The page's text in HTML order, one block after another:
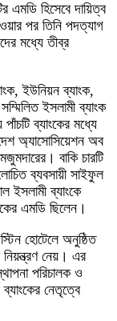
এমডি হিসেবে দায়িত্ব
পর তিনি পদত্যাগ
মধ্যে তীব্র
ইউনিয়ন ব্যাংক,
ইসলামী ব্যাংক
ব্যাংকের মধ্যে
অ্যাসোসিয়েশন অব
বাকি চারটি
ব্যবসায়ী সাইফুল
ইসলামী ব্যাংকে
এমডি ছিলেন।
হোটেলে অনুষ্ঠিত
নেয়। এর
পরিচালক ও
নেতৃত্বে